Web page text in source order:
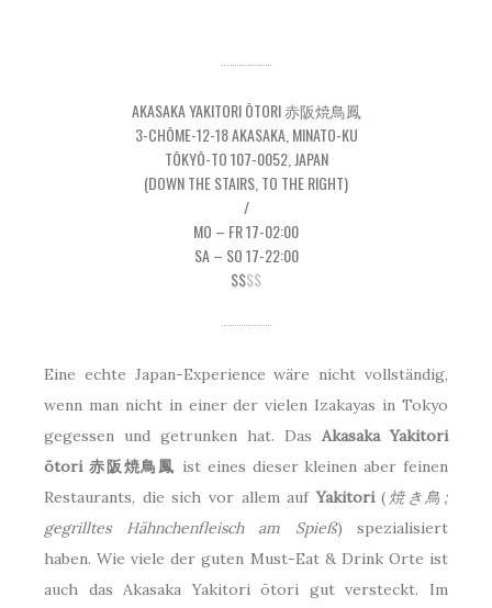
AKASAKA YAKITORI ŌTORI 赤阪焼鳥鳳
3-CHŌME-12-18 AKASAKA, MINATO-KU
TŌKYŌ-TO 107-0052, JAPAN
(DOWN THE STAIRS, TO THE RIGHT)
/
MO – FR 17-02:00
SA – SO 17-22:00
$$$$
Eine echte Japan-Experience wäre nicht vollständig,
wenn man nicht in einer der vielen Izakayas in Tokyo
gegessen und getrunken hat. Das Akasaka Yakitori
ōtori 赤阪焼鳥鳳 ist eines dieser kleinen aber feinen
Restaurants, die sich vor allem aufYakitori( 焼き鳥;
gegrilltes Hähnchenfleisch am Spieß) spezialisiert
haben. Wie viele der guten Must-Eat & Drink Orte ist
auch das Akasaka Yakitori ōtori gut versteckt. Im